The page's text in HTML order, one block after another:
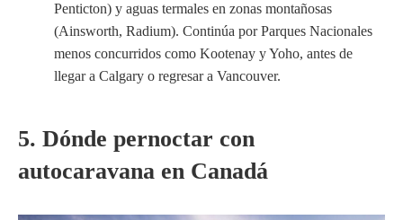
Penticton) y aguas termales en zonas montañosas
(Ainsworth, Radium). Continúa por Parques Nacionales
menos concurridos como Kootenay y Yoho, antes de
llegar a Calgary o regresar a Vancouver.
5. Dónde pernoctar con
autocaravana en Canadá